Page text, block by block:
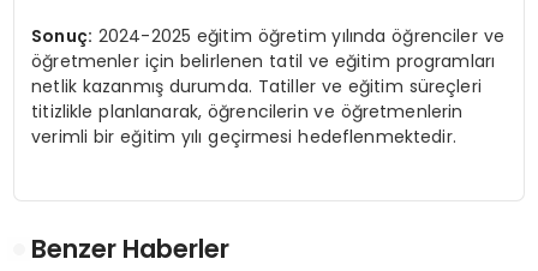
Sonuç: 2024-2025 eğitim öğretim yılında öğrenciler ve
öğretmenler için belirlenen tatil ve eğitim programları
netlik kazanmış durumda. Tatiller ve eğitim süreçleri
titizlikle planlanarak, öğrencilerin ve öğretmenlerin
verimli bir eğitim yılı geçirmesi hedeflenmektedir.
Benzer Haberler